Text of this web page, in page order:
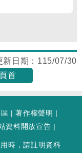
新日期： 115/07/30
首
|著作權聲明 |
資料開放宣告 |
時，請註明資料